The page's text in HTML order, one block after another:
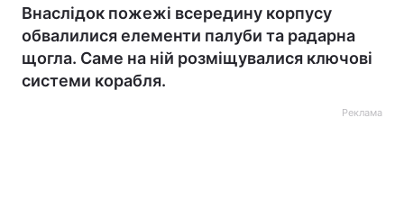
Внаслідок пожежі всередину корпусу
обвалилися елементи палуби та радарна
щогла. Саме на ній розміщувалися ключові
системи корабля.
Реклама